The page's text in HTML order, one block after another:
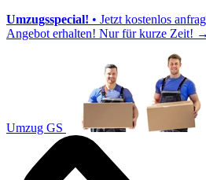
Umzugsspecial! • Jetzt kostenlos
Angebot erhalten! Nur für kurze Zeit! →
Umzug GS